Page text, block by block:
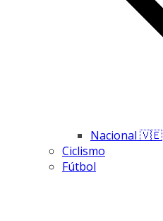
Nacional 🇻🇪
Ciclismo
Fútbol